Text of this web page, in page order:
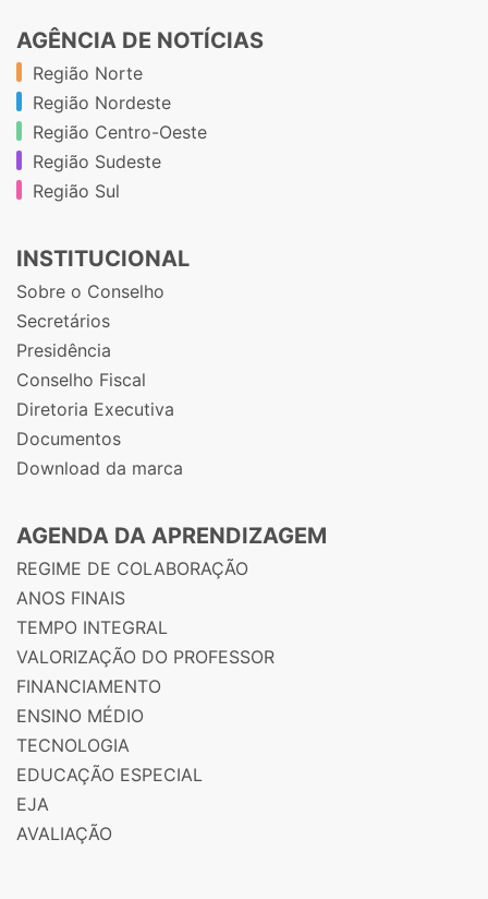
AGÊNCIA DE NOTÍCIAS
Região Norte
Região Nordeste
Região Centro-Oeste
Região Sudeste
Região Sul
INSTITUCIONAL
Sobre o Conselho
Secretários
Presidência
Conselho Fiscal
Diretoria Executiva
Documentos
Download da marca
AGENDA DA APRENDIZAGEM
REGIME DE COLABORAÇÃO
ANOS FINAIS
TEMPO INTEGRAL
VALORIZAÇÃO DO PROFESSOR
FINANCIAMENTO
ENSINO MÉDIO
TECNOLOGIA
EDUCAÇÃO ESPECIAL
EJA
AVALIAÇÃO